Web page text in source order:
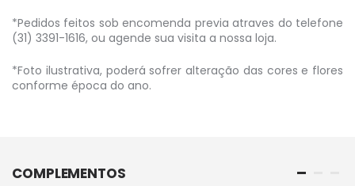
*Pedidos feitos sob encomenda previa atraves do telefone
(31) 3391-1616, ou agende sua visita a nossa loja.
*Foto ilustrativa, poderá sofrer alteração das cores e flores
conforme época do ano.
COMPLEMENTOS